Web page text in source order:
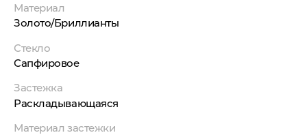
Материал
Золото/Бриллианты
Стекло
Сапфировое
Застежка
Раскладывающаяся
Материал застежки